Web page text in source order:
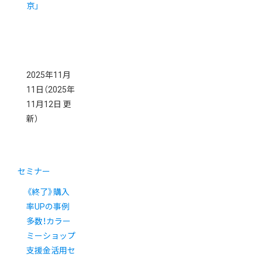
京」
2025年11月
11日 （2025年
11月12日 更
新）
セミナー
《終了》購入
率UPの事例
多数！カラー
ミーショップ
支援金活用セ